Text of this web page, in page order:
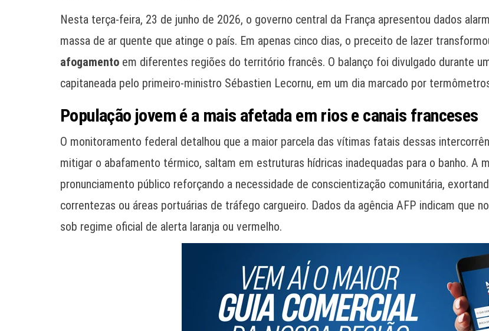
Nesta terça-feira, 23 de junho de 2026, o governo central da França apresentou dados
massa de ar quente que atinge o país. Em apenas cinco dias, o preceito de lazer
afogamento em diferentes regiões do território francês. O balanço foi divulgado durante
capitaneada pelo primeiro-ministro Sébastien Lecornu, em um dia marcado por
População jovem é a mais afetada em rios e canais franceses
O monitoramento federal detalhou que a maior parcela das vítimas fatais dessas
mitigar o abafamento térmico, saltam em estruturas hídricas inadequadas para o banho. A
pronunciamento público reforçando a necessidade de conscientização comunitária,
correntezas ou áreas portuárias de tráfego cargueiro. Dados da agência AFP indicam que
sob regime oficial de alerta laranja ou vermelho.